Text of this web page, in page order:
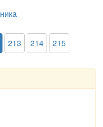
213 214 215